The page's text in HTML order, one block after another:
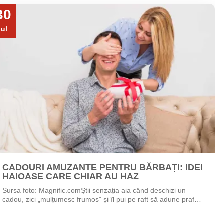
CADOURI AMUZANTE PENTRU BĂRBAȚI: IDEI
HAIOASE CARE CHIAR AU HAZ
Sursa foto: Magnific.comȘtii senzația aia când deschizi un
cadou, zici „mulțumesc frumos" și îl pui pe raft să adune praf?